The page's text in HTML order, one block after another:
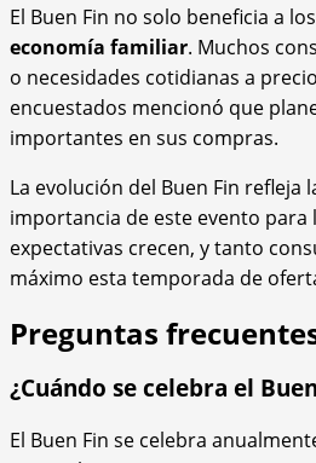
El Buen Fin no solo beneficia a
economía familiar. Muchos
o necesidades cotidianas a
encuestados mencionó que
importantes en sus compras.
La evolución del Buen Fin refleja
importancia de este evento para
expectativas crecen, y tanto
máximo esta temporada de
Preguntas
¿Cuándo se celebra el
El Buen Fin se celebra